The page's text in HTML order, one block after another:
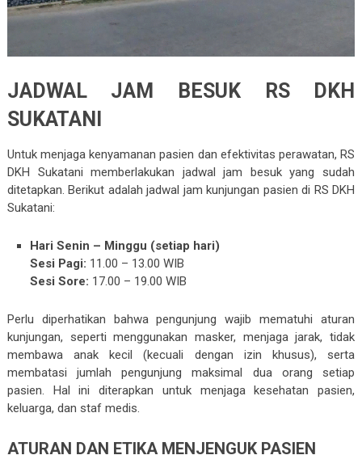
JADWAL JAM BESUK RS DKH
SUKATANI
Untuk menjaga kenyamanan pasien dan efektivitas perawatan, RS
DKH Sukatani memberlakukan jadwal jam besuk yang sudah
ditetapkan. Berikut adalah jadwal jam kunjungan pasien di RS DKH
Sukatani:
Hari Senin – Minggu (setiap hari)
Sesi Pagi: 11.00 – 13.00 WIB
Sesi Sore: 17.00 – 19.00 WIB
Perlu diperhatikan bahwa pengunjung wajib mematuhi aturan
kunjungan, seperti menggunakan masker, menjaga jarak, tidak
membawa anak kecil (kecuali dengan izin khusus), serta
membatasi jumlah pengunjung maksimal dua orang setiap
pasien. Hal ini diterapkan untuk menjaga kesehatan pasien,
keluarga, dan staf medis.
ATURAN DAN ETIKA MENJENGUK PASIEN